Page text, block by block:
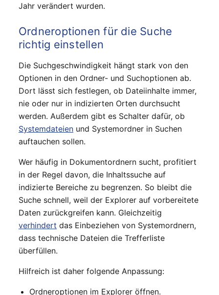
Jahr verändert wurden.
Ordneroptionen für die Suche
richtig einstellen
Die Suchgeschwindigkeit hängt stark von den
Optionen in den Ordner- und Suchoptionen ab.
Dort lässt sich festlegen, ob Dateiinhalte immer,
nie oder nur in indizierten Orten durchsucht
werden. Außerdem gibt es Schalter dafür, ob
Systemdateien und Systemordner in Suchen
auftauchen sollen.
Wer häufig in Dokumentordnern sucht, profitiert
in der Regel davon, die Inhaltssuche auf
indizierte Bereiche zu begrenzen. So bleibt die
Suche schnell, weil der Explorer auf vorbereitete
Daten zurückgreifen kann. Gleichzeitig
verhindert das Einbeziehen von Systemordnern,
dass technische Dateien die Trefferliste
überfüllen.
Hilfreich ist daher folgende Anpassung:
Ordneroptionen im Explorer öffnen.